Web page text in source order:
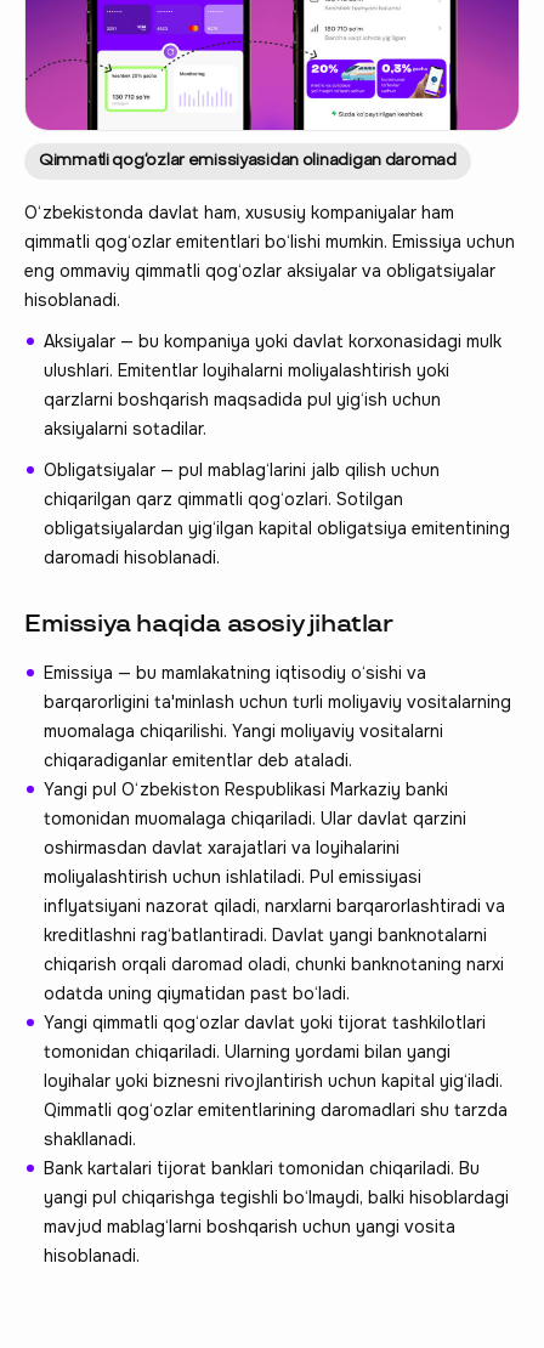
Qimmatli qog‘ozlar emissiyasidan olinadigan daromad
O‘zbekistonda davlat ham, xususiy kompaniyalar ham
qimmatli qog‘ozlar emitentlari bo‘lishi mumkin. Emissiya uchun
eng ommaviy qimmatli qog‘ozlar aksiyalar va obligatsiyalar
hisoblanadi.
Aksiyalar — bu kompaniya yoki davlat korxonasidagi mulk
ulushlari. Emitentlar loyihalarni moliyalashtirish yoki
qarzlarni boshqarish maqsadida pul yig‘ish uchun
aksiyalarni sotadilar.
Obligatsiyalar — pul mablag‘larini jalb qilish uchun
chiqarilgan qarz qimmatli qog‘ozlari. Sotilgan
obligatsiyalardan yig‘ilgan kapital obligatsiya emitentining
daromadi hisoblanadi.
Emissiya haqida asosiy jihatlar
Emissiya — bu mamlakatning iqtisodiy o‘sishi va
barqarorligini ta'minlash uchun turli moliyaviy vositalarning
muomalaga chiqarilishi. Yangi moliyaviy vositalarni
chiqaradiganlar emitentlar deb ataladi.
Yangi pul O‘zbekiston Respublikasi Markaziy banki
tomonidan muomalaga chiqariladi. Ular davlat qarzini
oshirmasdan davlat xarajatlari va loyihalarini
moliyalashtirish uchun ishlatiladi. Pul emissiyasi
inflyatsiyani nazorat qiladi, narxlarni barqarorlashtiradi va
kreditlashni rag‘batlantiradi. Davlat yangi banknotalarni
chiqarish orqali daromad oladi, chunki banknotaning narxi
odatda uning qiymatidan past bo‘ladi.
Yangi qimmatli qog‘ozlar davlat yoki tijorat tashkilotlari
tomonidan chiqariladi. Ularning yordami bilan yangi
loyihalar yoki biznesni rivojlantirish uchun kapital yig‘iladi.
Qimmatli qog‘ozlar emitentlarining daromadlari shu tarzda
shakllanadi.
Bank kartalari tijorat banklari tomonidan chiqariladi. Bu
yangi pul chiqarishga tegishli bo‘lmaydi, balki hisoblardagi
mavjud mablag‘larni boshqarish uchun yangi vosita
hisoblanadi.